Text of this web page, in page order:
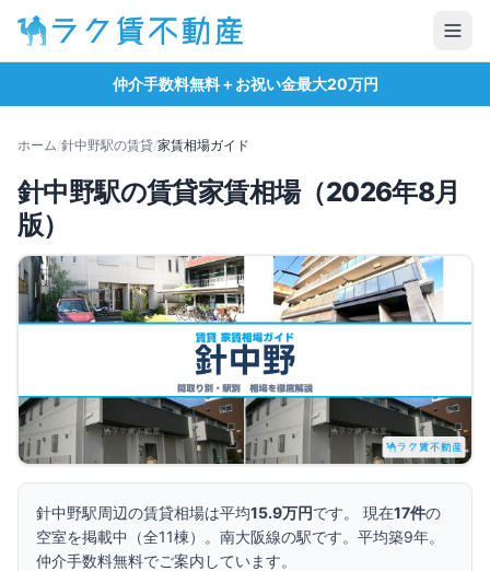
仲介手数料無料＋お祝い金最大20万円
ホーム/針中野駅の賃貸/家賃相場ガイド
針中野駅の賃貸家賃相場（2026年8月
版）
針中野駅周辺の賃貸相場は平均15.9万円です。 現在17件の
空室を掲載中（全11棟）。 南大阪線の駅です。 平均築9年。
仲介手数料無料でご案内しています。